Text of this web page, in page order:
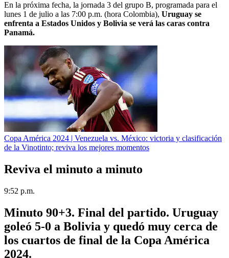
En la próxima fecha, la jornada 3 del grupo B, programada para el
lunes 1 de julio a las 7:00 p.m. (hora Colombia), Uruguay se
enfrenta a Estados Unidos y Bolivia se verá las caras contra
Panamá.
Copa América 2024 | Venezuela vs. México: victoria y clasificación
de la Vinotinto; reviva los mejores momentos
Reviva el minuto a minuto
9:52 p.m.
Minuto 90+3. Final del partido. Uruguay
goleó 5-0 a Bolivia y quedó muy cerca de
los cuartos de final de la Copa América
2024.